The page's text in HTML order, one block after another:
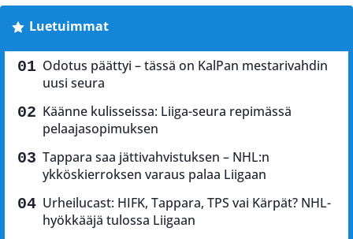
Luetuimmat
Odotus päättyi – tässä on KalPan mestarivahdin
uusi seura
Käänne kulisseissa: Liiga-seura repimässä
pelaajasopimuksen
Tappara saa jättivahvistuksen – NHL:n
ykköskierroksen varaus palaa Liigaan
Urheilucast: HIFK, Tappara, TPS vai Kärpät? NHL-
hyökkääjä tulossa Liigaan